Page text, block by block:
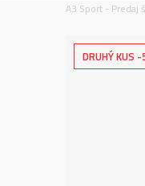
A3 Sport - Predaj
DRUHÝ KUS -